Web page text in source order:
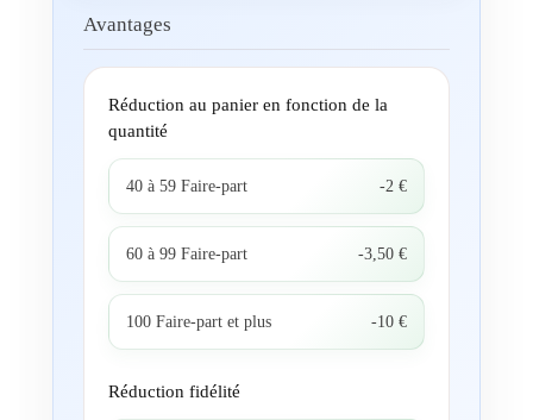
Avantages
Réduction au panier en fonction de la
quantité
40 à 59 Faire-part -2 €
60 à 99 Faire-part -3,50 €
100 Faire-part et plus -10 €
Réduction fidélité